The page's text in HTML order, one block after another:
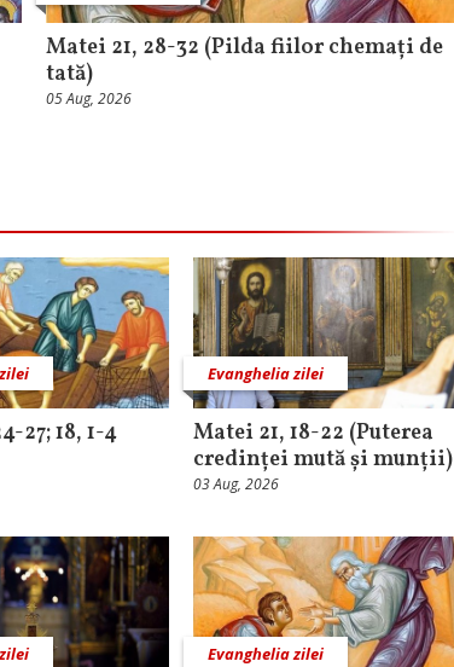
Matei 21, 28-32 (Pilda fiilor chemați de
tată)
05 Aug, 2026
27; 18, 1-4
Evanghelia zilei
Matei 21, 18-22 (Puterea
credinței mută și munții)
03 Aug, 2026
Evanghelia zilei